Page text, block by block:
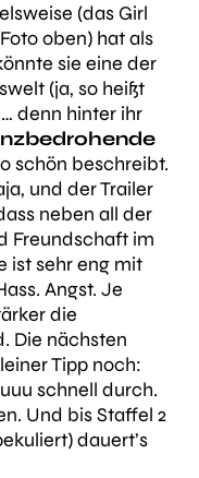
(das Girl
oben) hat als
sie eine der
(ja, so heißt
denn hinter ihr
schön beschreibt.
und der Trailer
neben all der
Freundschaft im
ist sehr eng mit
Angst. Je
die
Die nächsten
Tipp noch:
schnell durch.
Und bis Staffel 2
dauert’s